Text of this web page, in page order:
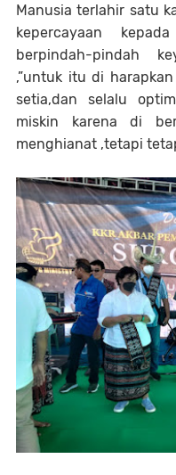
Manusia terlahir satu
kepercayaan
berpindah-pindah
,”untuk itu di
setia,dan selalu
miskin karena di
menghianat ,tetapi